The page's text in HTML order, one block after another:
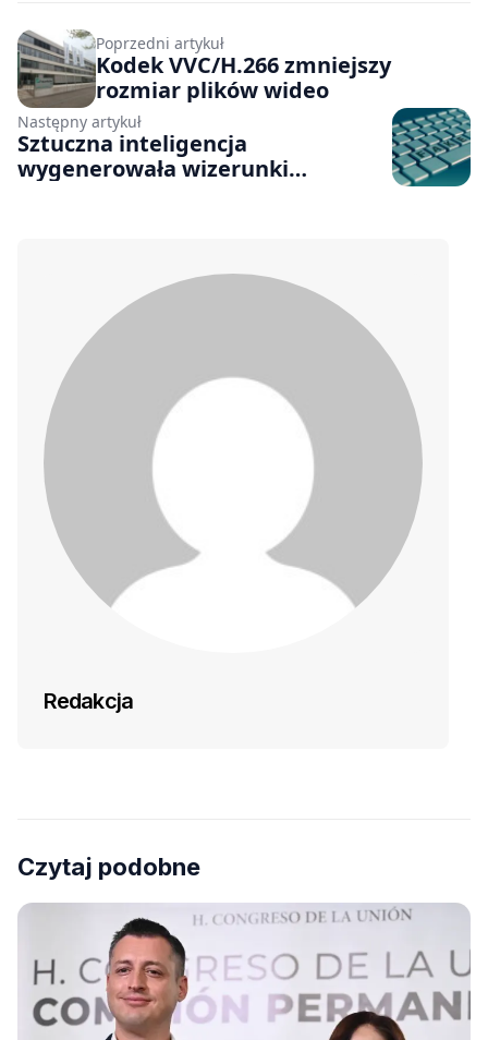
Poprzedni artykuł
Kodek VVC/H.266 zmniejszy
rozmiar plików wideo
Następny artykuł
Sztuczna inteligencja
wygenerowała wizerunki
Redakcja
Czytaj podobne